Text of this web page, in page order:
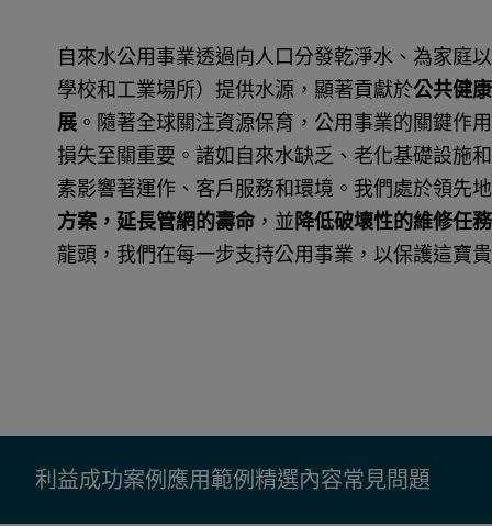
自來水公用事業透過向人口分發乾淨水、為家庭
學校和工業場所）提供水源，顯著貢獻於公共健
展 。隨著全球關注資源保育，公用事業的關鍵作
損失至關重要。諸如自來水缺乏、老化基礎設施
素影響著運作、客戶服務和環境。我們處於領先
方案，延長管網的壽命 ，並降低破壞性的維修任務
龍頭，我們在每一步支持公用事業，以保護這寶
利益成功案例 應用範例 精選內容常見問題